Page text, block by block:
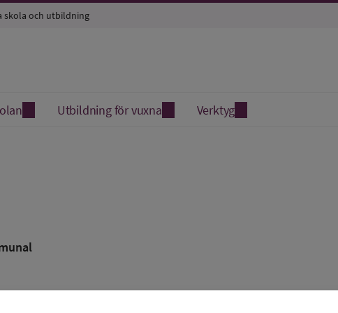
skola och utbildning
Utbildning för vuxna Verktyg